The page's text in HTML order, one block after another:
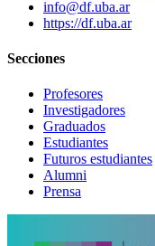
info@df.uba.ar
https://df.uba.ar
Secciones
Profesores
Investigadores
Graduados
Estudiantes
Futuros estudiantes
Alumni
Prensa